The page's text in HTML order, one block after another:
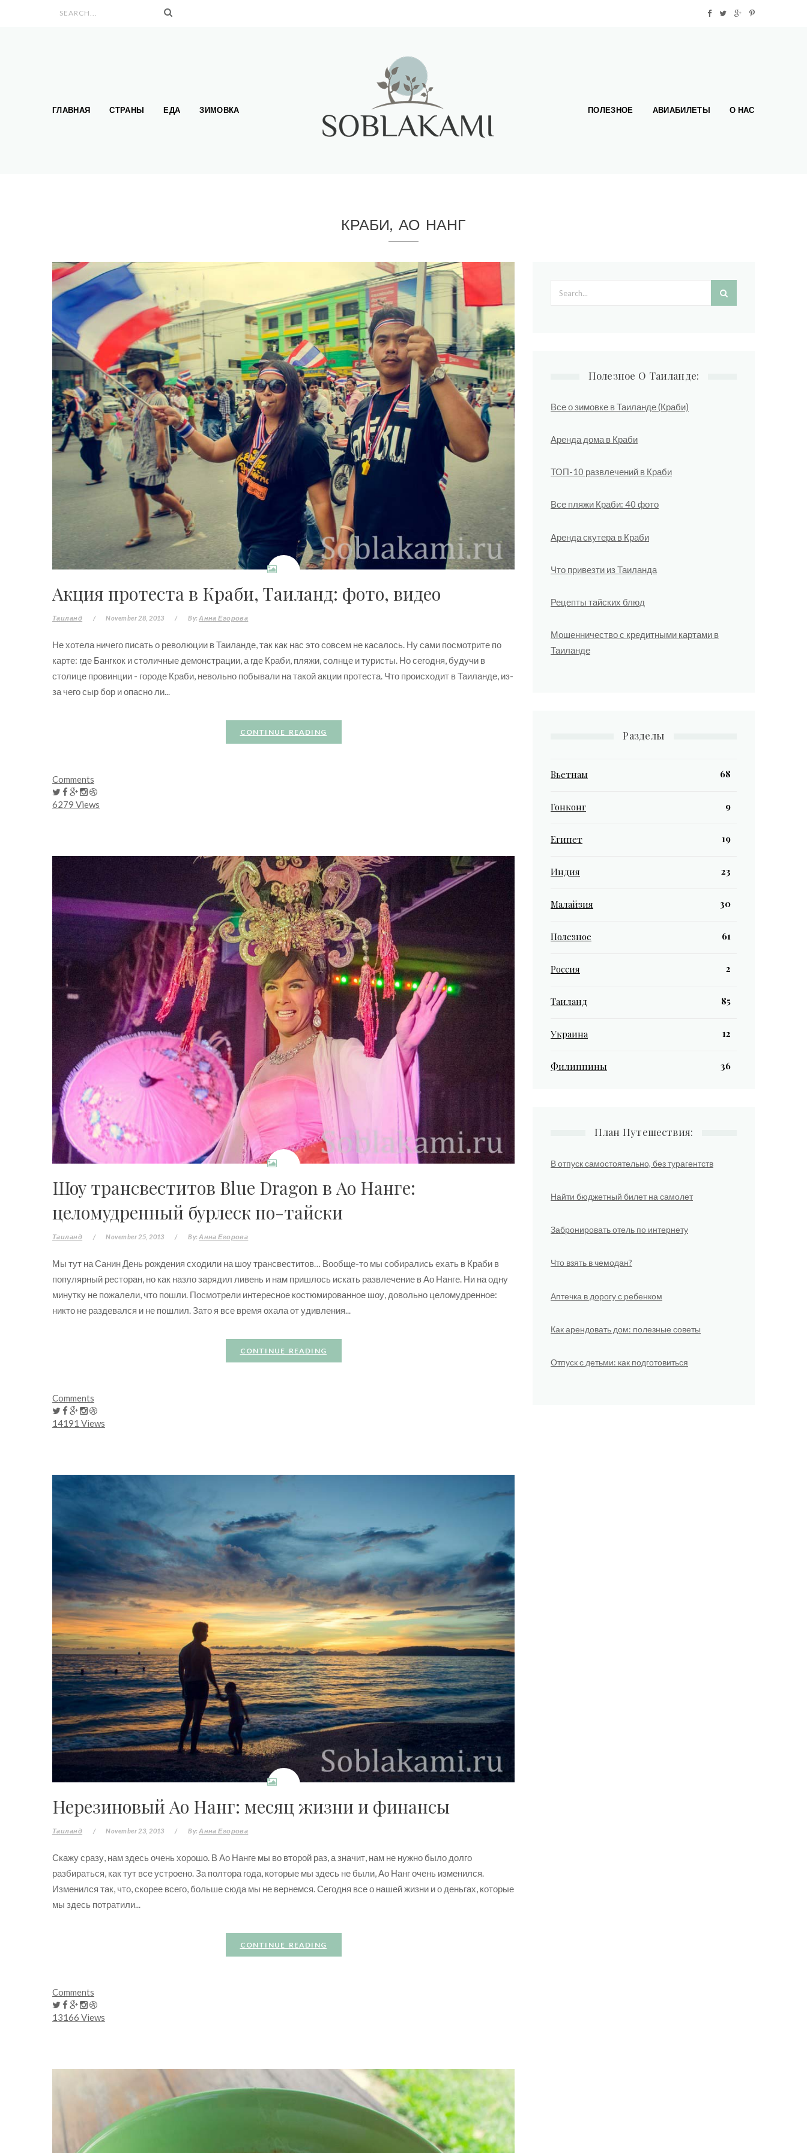
ГЛАВНАЯ СТРАНЫ ЕДА ЗИМОВКА ПОЛЕЗНОЕ АВИАБИЛЕТЫ О НАС
КРАБИ, АО НАНГ
Акция протеста в Краби, Таиланд: фото, видео
Таиланд / November 28, 2013 / By:Анна Егорова
Не хотела ничего писать о революции в Таиланде, так как нас это совсем не касалось. Ну сами посмотрите по
карте: где Бангкок и столичные демонстрации, а где Краби, пляжи, солнце и туристы. Но сегодня, будучи в
столице провинции - городе Краби, невольно побывали на такой акции протеста. Что происходит в Таиланде, из-
за чего сыр бор и опасно ли...
CONTINUE READING
Comments
6279 Views
Шоу трансвеститов Blue Dragon в Ао Нанге:
целомудренный бурлеск по-тайски
Таиланд / November 25, 2013 / By:Анна Егорова
Мы тут на Санин День рождения сходили на шоу трансвеститов… Вообще-то мы собирались ехать в Краби в
популярный ресторан, но как назло зарядил ливень и нам пришлось искать развлечение в Ао Нанге. Ни на одну
минутку не пожалели, что пошли. Посмотрели интересное костюмированное шоу, довольно целомудренное:
никто не раздевался и не пошлил. Зато я все время охала от удивления...
CONTINUE READING
Comments
14191 Views
Нерезиновый Ао Нанг: месяц жизни и финансы
Таиланд / November 23, 2013 / By:Анна Егорова
Скажу сразу, нам здесь очень хорошо. В Ао Нанге мы во второй раз, а значит, нам не нужно было долго
разбираться, как тут все устроено. За полтора года, которые мы здесь не были, Ао Нанг очень изменился.
Изменился так, что, скорее всего, больше сюда мы не вернемся. Сегодня все о нашей жизни и о деньгах, которые
мы здесь потратили...
CONTINUE READING
Comments
13166 Views
Search form
Полезное О Таиланде:
Все о зимовке в Таиланде (Краби)
Аренда дома в Краби
ТОП-10 развлечений в Краби
Все пляжи Краби: 40 фото
Аренда скутера в Краби
Что привезти из Таиланда
Рецепты тайских блюд
Мошенничество с кредитными картами в
Таиланде
Разделы
Вьетнам 68
Гонконг 9
Египет 19
Индия 23
Малайзия 30
Полезное 61
Россия 2
Таиланд 85
Украина 12
Филиппины 36
План Путешествия:
В отпуск самостоятельно, без турагентств
Найти бюджетный билет на самолет
Забронировать отель по интернету
Что взять в чемодан?
Аптечка в дорогу с ребенком
Как арендовать дом: полезные советы
Отпуск с детьми: как подготовиться